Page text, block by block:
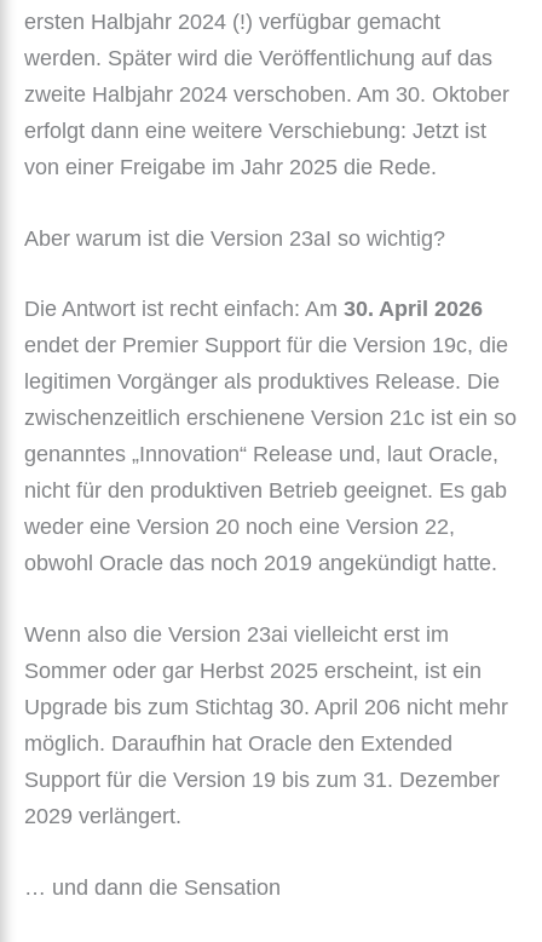
ersten Halbjahr 2024 (!) verfügbar gemacht
werden. Später wird die Veröffentlichung auf das
zweite Halbjahr 2024 verschoben. Am 30. Oktober
erfolgt dann eine weitere Verschiebung: Jetzt ist
von einer Freigabe im Jahr 2025 die Rede.
Aber warum ist die Version 23aI so wichtig?
Die Antwort ist recht einfach: Am 30. April 2026
endet der Premier Support für die Version 19c, die
legitimen Vorgänger als produktives Release. Die
zwischenzeitlich erschienene Version 21c ist ein so
genanntes „Innovation“ Release und, laut Oracle,
nicht für den produktiven Betrieb geeignet. Es gab
weder eine Version 20 noch eine Version 22,
obwohl Oracle das noch 2019 angekündigt hatte.
Wenn also die Version 23ai vielleicht erst im
Sommer oder gar Herbst 2025 erscheint, ist ein
Upgrade bis zum Stichtag 30. April 206 nicht mehr
möglich. Daraufhin hat Oracle den Extended
Support für die Version 19 bis zum 31. Dezember
2029 verlängert.
… und dann die Sensation